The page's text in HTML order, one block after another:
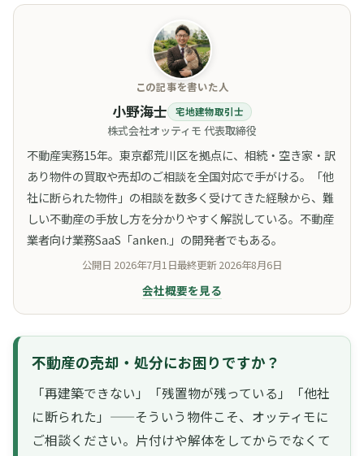
この記事を書いた人
小野海士 宅地建物取引士
株式会社オッティモ 代表取締役
不動産実務15年。東京都荒川区を拠点に、相続・空き家・訳
あり物件の買取や売却のご相談を全国対応で手がける。「他
社に断られた物件」の相談を数多く受けてきた経験から、難
しい不動産の手放し方を分かりやすく解説している。不動産
業者向け業務SaaS「anken.」の開発者でもある。
公開日 2026年7月1日最終更新2026年8月6日
会社概要を見る
不動産の売却・処分にお困りですか？
「再建築できない」「残置物が残っている」「他社
に断られた」——そういう物件こそ、オッティモに
ご相談ください。片付けや解体をしてからでなくて